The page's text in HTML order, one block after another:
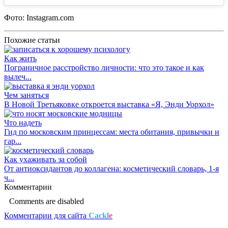
Фото: Instagram.com
Похожие статьи
Как жить
Пограничное расстройство личности: что это такое и как
вылеч...
Чем заняться
В Новой Третьяковке откроется выставка «Я, Энди Уорхол»
Что надеть
Гид по московским принцессам: места обитания, привычки и
гар...
Как ухаживать за собой
От антиоксидантов до коллагена: косметический словарь, 1-я
ч...
Комментарии
Comments are disabled
Комментарии для сайта Cackle